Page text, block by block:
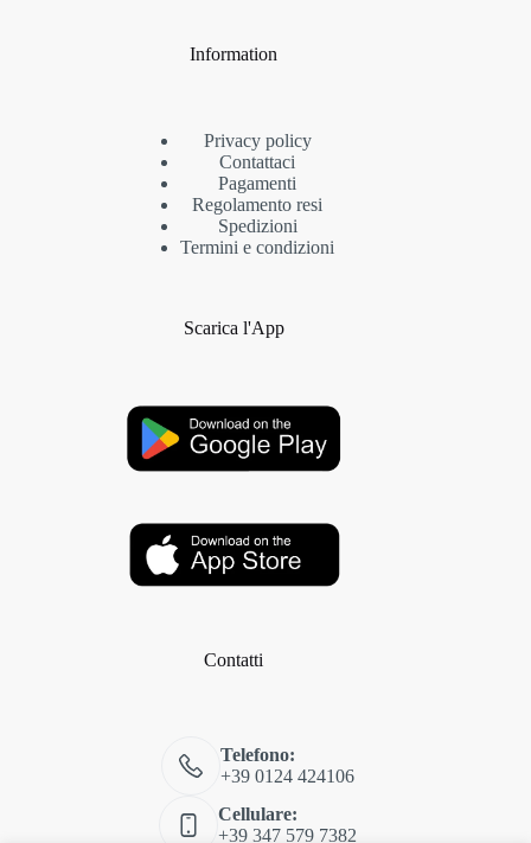
Information
Privacy policy
Contattaci
Pagamenti
Regolamento resi
Spedizioni
Termini e condizioni
Scarica l'App
Contatti
Telefono:
+39 0124 424106
Cellulare:
+39 347 579 7382